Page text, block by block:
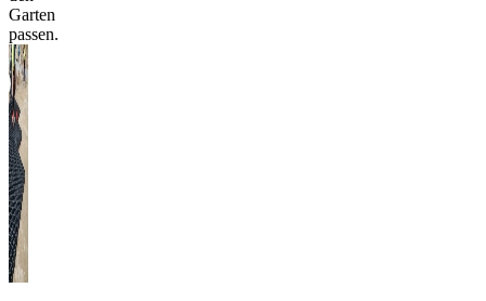
Garten
passen.